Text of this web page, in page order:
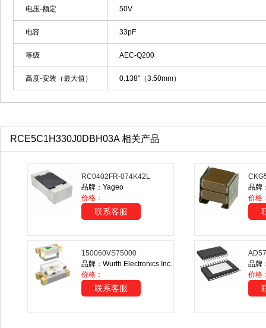
电压-额定 50V
电容 33pF
等级 AEC-Q200
高度-安装（最大值） 0.138"（3.50mm）
RCE5C1H330J0DBH03A 相关产品
RC0402FR-074K42L
品牌：Yageo
价格：
联系客服
品牌
价格
150060VS75000
品牌：Wurth Electronics Inc.
价格：
联系客服
品牌
价格